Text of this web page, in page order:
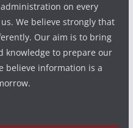
on every
We believe strongly that
Our aim is to bring
knowledge to prepare our
believe information is a